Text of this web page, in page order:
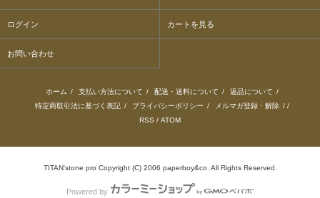
ログイン カートを見る
お問い合わせ
ホーム / 支払い方法について / 配送・送料について / 返品について /
特定商取引法に基づく表記 / プライバシーポリシー / メルマガ登録・解除 / /
RSS / ATOM
TITAN'stone pro Copyright (C) 2006 paperboy&co. All Rights Reserved.
Powered by